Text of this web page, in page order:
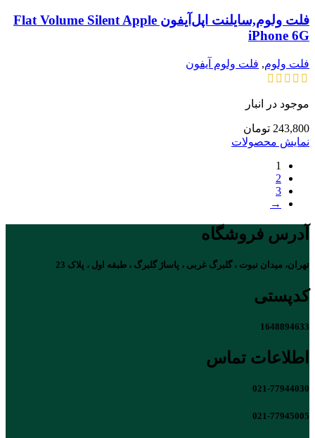
فلت ولوم,سایلنت اپل‌آیفون Flat Volume Silent Apple
iPhone 6G
فلت ولوم, فلت ولوم آیفون
موجود در انبار
243,800 تومان
نمایش محصولات
1
2
3
→
آدرس فروشگاه
تهران، میدان نبوت ، گلبرگ غربی ، پاساژ گلبرگ ، طبقه اول ، پلاک 23
کدپستی
1648894633
اطلاعات تماس
021-77944030
021-77945005